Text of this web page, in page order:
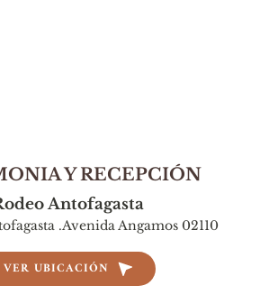
Y RECEPCIÓN
Antofagasta
.Avenida Angamos 02110
VER UBICACIÓN